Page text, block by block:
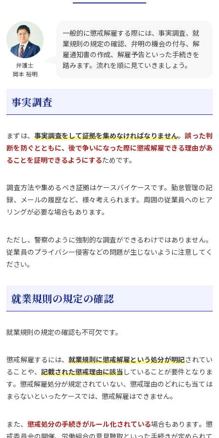
弁護士
岡本 裕明
一般的に懲戒解雇する際には、事実調査、就
業規則の規定の確認、弁明の機会の付与、解
雇通知書の作成、解雇予告といった手続きを
踏みます。流れを順に見ていきましょう。
事実調査
まずは、 事実調査をして証拠を集めなければなりません。誤った判
断を防ぐとともに、後で争いになった際に懲戒解雇できる理由があ
ることを証明できるようにするためです。
調査方法や集めるべき証拠はケースバイケースです。勤怠管理の記
録、メールの履歴など、様々考えられます。周囲の従業員へのヒア
リングが必要な場合もあります。
ただし、警察のように強制的な調査ができるわけではありません。
従業員のプライバシー侵害などの問題が生じないように注意してく
ださい。
就業規則の規定の確認
就業規則の規定の確認も不可欠です。
懲戒解雇するには、 就業規則に懲戒解雇という処分が明記されてい
ることや、 記載された懲戒理由に該当していることが要件となりま
す。懲戒解雇処分が規定されていない、懲戒理由のどれにも当ては
まらないといったケースでは、懲戒解雇はできません。
また、 懲戒処分の手続きがルール化されている場合もあります。懲
戒委員会の開催、労働組合の意見聴取といった手続きが定められて